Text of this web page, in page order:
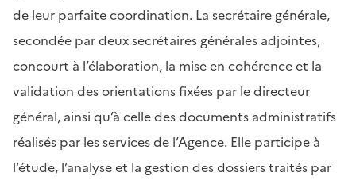
de leur parfaite coordination. La secrétaire générale,
secondée par deux secrétaires générales adjointes,
concourt à l’élaboration, la mise en cohérence et la
validation des orientations fixées par ledirecteur
général, ainsi qu’à celle des documents administratifs
réalisés par les services de l’Agence. Elle participe à
l’étude, l’analyse et la gestion des dossiers traités par